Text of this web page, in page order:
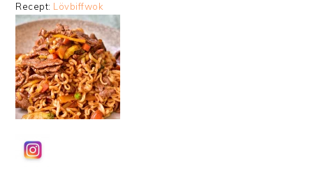
Recept: Lövbiffwok